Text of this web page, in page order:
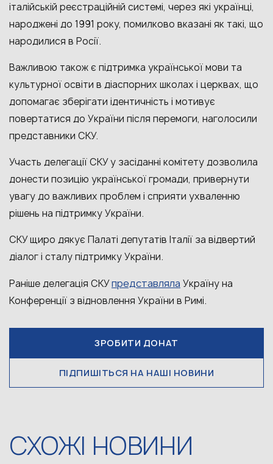
італійській реєстраційній системі, через які українці,
народжені до 1991 року, помилково вказані як такі, що
народилися в Росії.
Важливою також є підтримка української мови та
культурної освіти в діаспорних школах і церквах, що
допомагає зберігати ідентичність і мотивує
повертатися до України після перемоги, наголосили
представники СКУ.
Участь делегації СКУ у засіданні комітету дозволила
донести позицію української громади, привернути
увагу до важливих проблем і сприяти ухваленню
рішень на підтримку України.
СКУ щиро дякує Палаті депутатів Італії за відвертий
діалог і сталу підтримку України.
Раніше делегація СКУпредставляла Україну на
Конференції з відновлення України в Римі.
ЗРОБИТИ ДОНАТ
ПІДПИШІТЬСЯ НА НАШІ НОВИНИ
СХОЖІ НОВИНИ